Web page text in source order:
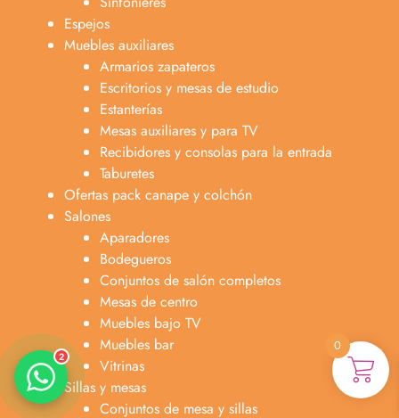
Espejos
Muebles auxiliares
Armarios zapateros
Escritorios y mesas de estudio
Estanterías
Mesas auxiliares y para TV
Recibidores y consolas para la entrada
Taburetes
Ofertas pack canape y colchón
Salones
Aparadores
Bodegueros
Conjuntos de salón completos
Mesas de centro
Muebles bajo TV
Muebles bar
Vitrinas
Sillas y mesas
Conjuntos de mesa y sillas
0
Asesora venta
Lun-Sáb 10:00am-20:00pm
2